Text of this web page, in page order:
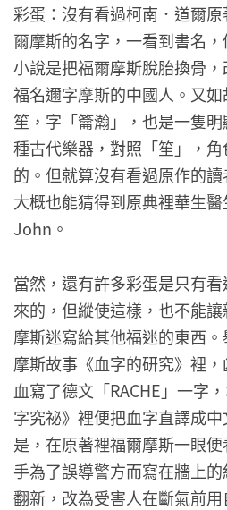
彩蛋：沒有看過柯南．道爾
爾摩斯的名字，一看到書名
小說是把福爾摩斯脫胎換骨
福名邇字摩斯的中國人。又
笙，字「籥瀚」，也是一隻
種古代樂器，對照「笙」，
的。但就算沒有看過原作的
大概也能猜得到原典裡華生
John。
當然，還有許多彩蛋是只有
來的，但縱使這樣，也不能
摩斯迷寫給其他福迷的東西
摩斯故事《血字的研究》裡
血寫了德文「RACHE」一字
字究祕》裡便把血字直譯成
是，在原著裡福爾摩斯一眼
手為了誤導警方而寫在牆上
翻新，改為受害人在斷氣前